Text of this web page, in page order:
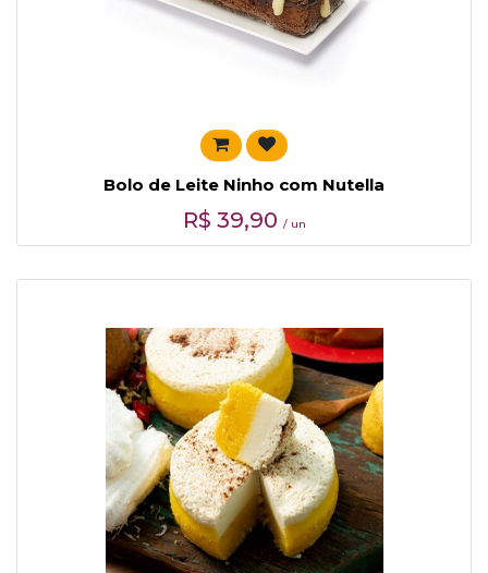
Bolo de Leite Ninho com Nutella
R$ 39,90 / un